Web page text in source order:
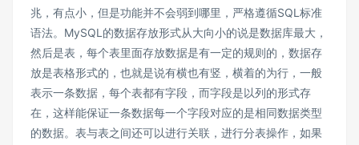
兆，有点小，但是功能并不会弱到哪里，严格遵循SQL标准
语法。MySQL的数据存放形式从大向小的说是数据库最大，
然后是表，每个表里面存放数据是有一定的规则的，数据存
放是表格形式的，也就是说有横也有竖，横着的为行，一般
表示一条数据，每个表都有字段，而字段是以列的形式存
在，这样能保证一条数据每一个字段对应的是相同数据类型
的数据。表与表之间还可以进行关联，进行分表操作，如果